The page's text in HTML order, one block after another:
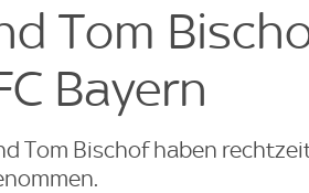
Tom
Bayern
Tom Bischof haben